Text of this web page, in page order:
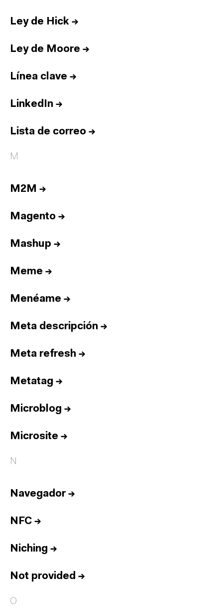
Ley de Hick →
Ley de Moore →
Línea clave →
LinkedIn →
Lista de correo →
M
M2M →
Magento →
Mashup →
Meme →
Menéame →
Meta descripción →
Meta refresh →
Metatag →
Microblog →
Microsite →
N
Navegador→
NFC →
Niching →
Not provided →
O